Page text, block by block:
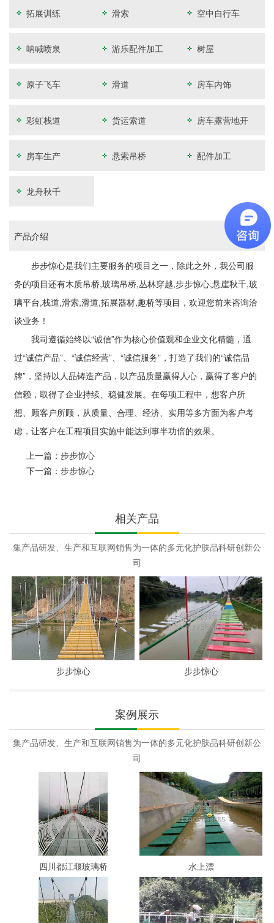
拓展训练 滑索 空中自行车
呐喊喷泉 游乐配件加工 树屋
原子飞车 滑道 房车内饰
彩虹栈道 货运索道 房车露营地开
发
房车生产 悬索吊桥 配件加工
龙舟秋千
产品介绍
步步惊心是我们主要服务的项目之一，除此之外，我公司服
务的项目还有木质吊桥,玻璃吊桥,丛林穿越,步步惊心,悬崖秋千,玻
璃平台,栈道,滑索,滑道,拓展器材,趣桥等项目，欢迎您前来咨询洽
谈业务！
我司遵循始终以“诚信”作为核心价值观和企业文化精髓，通
过“诚信产品”、“诚信经营”、“诚信服务”，打造了我们的“诚信品
牌”，坚持以人品铸造产品，以产品质量赢得人心，赢得了客户的
信赖，取得了企业持续、稳健发展。在每项工程中，想客户所
想、顾客户所顾，从质量、合理、经济、实用等多方面为客户考
虑，让客户在工程项目实施中能达到事半功倍的效果。
上一篇：步步惊心
下一篇：步步惊心
相关产品
集产品研发、生产和互联网销售为一体的多元化护肤品科研创新公
司
步步惊心 步步惊心
案例展示
集产品研发、生产和互联网销售为一体的多元化护肤品科研创新公
司
四川都江堰玻璃桥 水上漂